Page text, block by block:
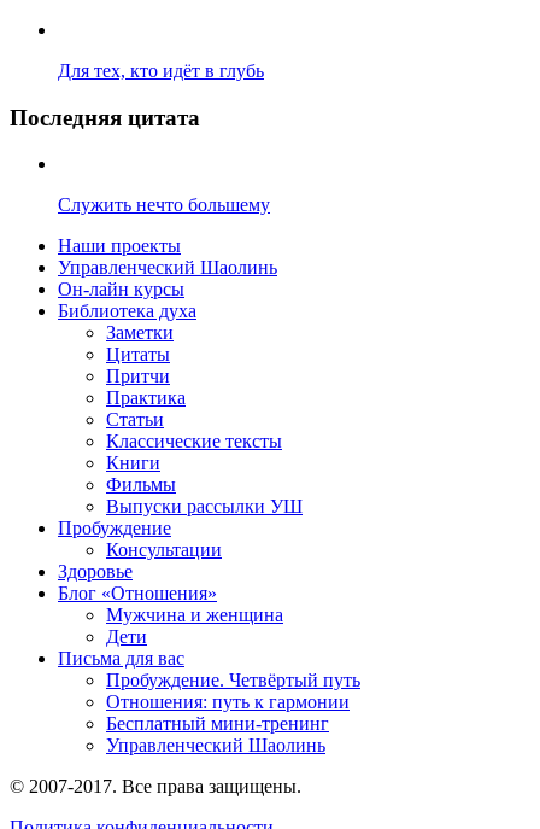
Для тех, кто идёт в глубь
Последняя цитата
Служить нечто большему
Наши проекты
Управленческий Шаолинь
Он-лайн курсы
Библиотека духа
Заметки
Цитаты
Притчи
Практика
Статьи
Классические тексты
Книги
Фильмы
Выпуски рассылки УШ
Пробуждение
Консультации
Здоровье
Блог «Отношения»
Мужчина и женщина
Дети
Письма для вас
Пробуждение. Четвёртый путь
Отношения: путь к гармонии
Бесплатный мини-тренинг
Управленческий Шаолинь
© 2007-2017. Все права защищены.